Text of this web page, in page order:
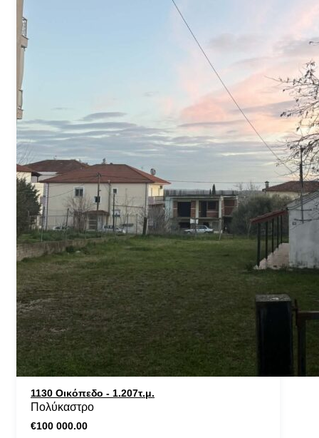
1130 Οικόπεδο - 1.207τ.μ.
Πολύκαστρο
€100 000.00